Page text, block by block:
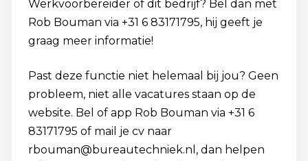
Werkvoorbereider of dit bedrijf? Bel dan met
Rob Bouman via +31 6 83171795, hij geeft je
graag meer informatie!
Past deze functie niet helemaal bij jou? Geen
probleem, niet alle vacatures staan op de
website. Bel of app Rob Bouman via +31 6
83171795 of mail je cv naar
rbouman@bureautechniek.nl, dan helpen